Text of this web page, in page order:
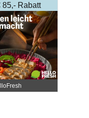
85,- Rabatt